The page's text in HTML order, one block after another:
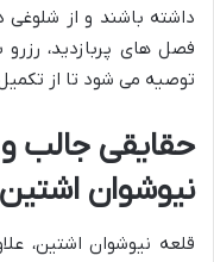
داشته باشند و از
فصل های پربازدید، رزرو
توصیه می شود تا از
حقایقی جالب
نیوشوان اشتین
قلعه نیوشوان اشتین،